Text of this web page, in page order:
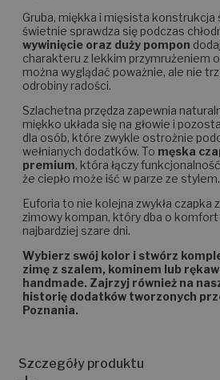
Gruba, miękka i mięsista konstrukcja
świetnie sprawdza się podczas
wywinięcie oraz duży pompon
charakteru z lekkim przymrużeniem
można wyglądać poważnie, ale nie
odrobiny radości.
Szlachetna przędza zapewnia
miękko układa się na głowie i
dla osób, które zwykle ostrożnie
wełnianych dodatków. To męska
premium, która łączy
że ciepło może iść w parze ze stylem.
Euforia to nie kolejna zwykła czapka
zimowy kompan, który dba o
najbardziej szare dni.
Wybierz swój kolor i stwórz
zimę z szalem, kominem lub
handmade. Zajrzyj również na
historię dodatków tworzonych
Poznania.
Szczegóły produktu